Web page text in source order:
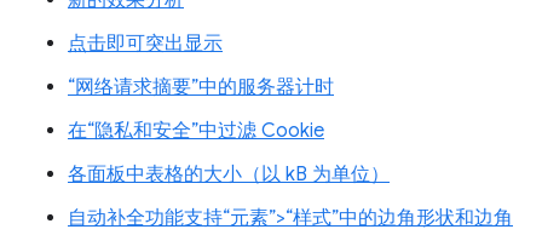
点击即可突出显示
“网络请求摘要”中的服务器计时
在“隐私和安全”中过滤 Cookie
各面板中表格的大小（以 kB 为单位）
自动补全功能支持“元素”>“样式”中的边角形状和边角